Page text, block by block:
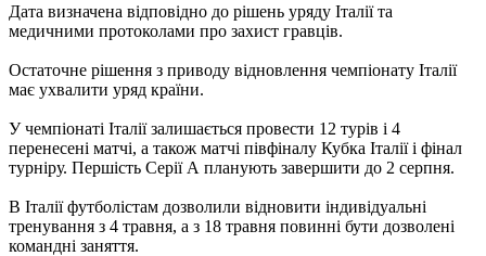
Дата визначена відповідно до рішень уряду Італії та
медичними протоколами про захист гравців.
Остаточне рішення з приводу відновлення чемпіонату Італії
має ухвалити уряд країни.
У чемпіонаті Італії залишається провести 12 турів і 4
перенесені матчі, а також матчі півфіналу Кубка Італії і фінал
турніру. Першість Серії А планують завершити до 2 серпня.
В Італії футболістам дозволили відновити індивідуальні
тренування з 4 травня, а з 18 травня повинні бути дозволені
командні заняття.